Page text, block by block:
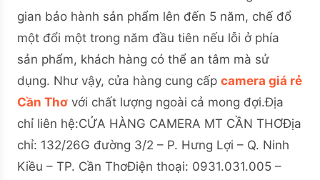
gian bảo hành sản phẩm lên đến 5 năm, chế đổ
một đổi một trong năm đầu tiên nếu lỗi ở phía
sản phẩm, khách hàng có thể an tâm mà sử
dụng. Như vậy, cửa hàng cung cấp camera giá rẻ
Cần Thơ với chất lượng ngoài cả mong đợi.Địa
chỉ liên hệ:CỬA HÀNG CAMERA MT CẦN THƠĐịa
chỉ: 132/26G đường 3/2 – P. Hưng Lợi – Q. Ninh
Kiều – TP. Cần ThơĐiện thoại: 0931.031.005 –